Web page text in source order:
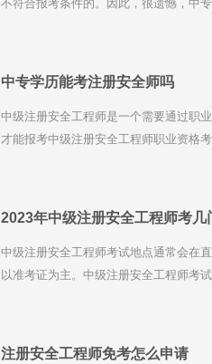
不符合报考条件的。因此，很遗憾，中
中专学历能考注册安全师吗
中级注册安全工程师是一个需要通过职
才能报考中级注册安全工程师职业资格
2023年中级注册安全工程师考几
中级注册安全工程师考试地点通常会在
以准考证为主。中级注册安全工程师考
注册安全工程师免考怎么申请